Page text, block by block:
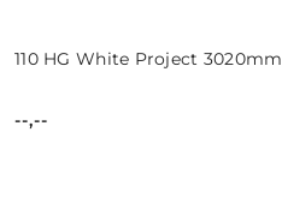
110 HG White Project 3020mm
Cena:
--,--